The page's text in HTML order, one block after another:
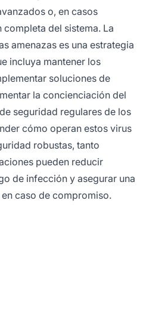
o, en casos
del sistema. La
amenazas es una estrategia
incluya mantener los
soluciones de
la concienciación del
seguridad regulares de los
cómo operan estos virus
robustas, tanto
pueden reducir
de infección y asegurar una
caso de compromiso.